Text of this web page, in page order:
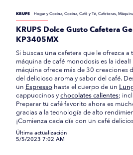
KRUPS Hogar y Cocina, Cocina, Café y Té, Cafeteras,
KRUPS Dolce Gusto Cafetera
KP3405MX
Si buscas una cafetera que le ofrezca a
máquina de café monodosis es la
máquina ofrece más de 30 creaciones
del delicioso aroma y sabor del café.
un Espresso hasta el cuerpo de un
cappuccinos ychocolates calientes;
Preparar tu café favorito ahora es
gracias a la tecnología de alto
¡Comienza cada día con un café
Última actualización
5/5/2023 7:02 AM